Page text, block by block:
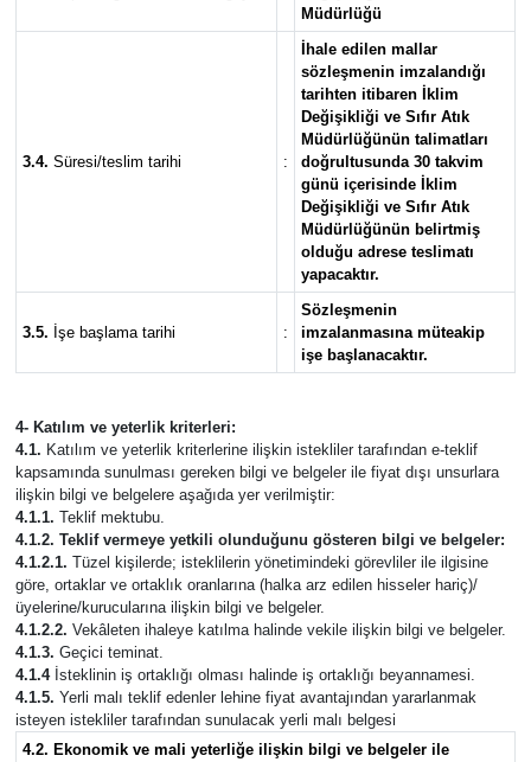
Müdürlüğü
3.4. Süresi/teslim tarihi :
İhale edilen mallar
sözleşmenin imzalandığı
tarihten itibaren İklim
Değişikliği ve Sıfır Atık
Müdürlüğünün talimatları
doğrultusunda 30 takvim
günü içerisinde İklim
Değişikliği ve Sıfır Atık
Müdürlüğünün belirtmiş
olduğu adrese teslimatı
yapacaktır.
3.5. İşe başlama tarihi :
Sözleşmenin
imzalanmasına müteakip
işe başlanacaktır.
4- Katılım ve yeterlik kriterleri:
4.1. Katılım ve yeterlik kriterlerine ilişkin istekliler tarafından e-teklif
kapsamında sunulması gereken bilgi ve belgeler ile fiyat dışı unsurlara
ilişkin bilgi ve belgelere aşağıda yer verilmiştir:
4.1.1. Teklif mektubu.
4.1.2. Teklif vermeye yetkili olunduğunu gösteren bilgi ve belgeler:
4.1.2.1. Tüzel kişilerde; isteklilerin yönetimindeki görevliler ile ilgisine
göre, ortaklar ve ortaklık oranlarına (halka arz edilen hisseler hariç)/
üyelerine/kurucularına ilişkin bilgi ve belgeler.
4.1.2.2. Vekâleten ihaleye katılma halinde vekile ilişkin bilgi ve belgeler.
4.1.3. Geçici teminat.
4.1.4İsteklinin iş ortaklığı olması halinde iş ortaklığı beyannamesi.
4.1.5. Yerli malı teklif edenler lehine fiyat avantajından yararlanmak
isteyen istekliler tarafından sunulacak yerli malı belgesi
4.2. Ekonomik ve mali yeterliğe ilişkin bilgi ve belgeler ile